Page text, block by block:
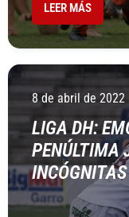
LEER MÁS
8 de abril de 2022
LIGA DH:
PENÚLTIMA
INCÓGNITAS